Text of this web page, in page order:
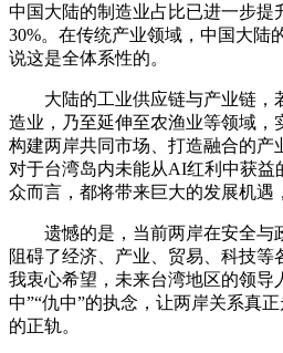
中国大陆的制造业占比已进一步提
30%。在传统产业领域，中国大陆
说这是全体系性的。
大陆的工业供应链与产业链，
造业，乃至延伸至农渔业等领域，
构建两岸共同市场、打造融合的产
对于台湾岛内未能从AI红利中获益
众而言，都将带来巨大的发展机遇
遗憾的是，当前两岸在安全与
阻碍了经济、产业、贸易、科技等
我衷心希望，未来台湾地区的领导
中”“仇中”的执念，让两岸关系真
的正轨。